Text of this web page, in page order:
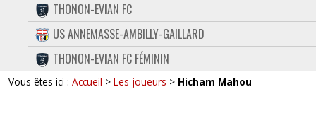
CONTACT
FACEBOOK
TWITTER
THONON-EVIAN FC
US ANNEMASSE-AMBILLY-GAILLARD
THONON-EVIAN FC FÉMININ
Vous êtes ici : Accueil > Les joueurs > Hicham Mahou